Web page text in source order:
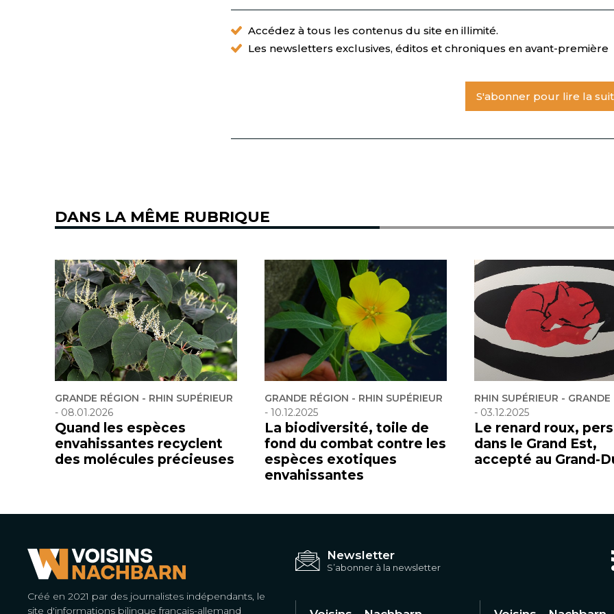
Accédez à tous les contenus du site en illimité.
Les newsletters exclusives, éditos et chroniques en avant-première
S'abonner pour lire la
DANS LA MÊME RUBRIQUE
GRANDE RÉGION - RHIN SUPÉRIEUR
- 08.01.2026
Quand les espèces
envahissantes recyclent
des molécules précieuses
GRANDE RÉGION - RHIN SUPÉRIEUR
- 10.12.2025
La biodiversité, toile de
fond du combat contre les
espèces exotiques
envahissantes
RHIN SUPÉRIEUR - GRANDE
- 03.12.2025
Le renard roux,
dans le Grand Est,
accepté au Grand-
Créé en 2021 par des journalistes indépendants, le
site d'informations bilingue français-allemand
Newsletter
S’abonner à la newsletter